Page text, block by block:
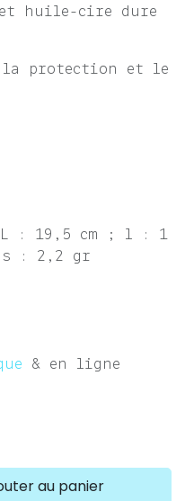
huile-cire dure
la protection et le
: 19,5 cm ; l : 1
: 2,2 gr
& en ligne
au panier